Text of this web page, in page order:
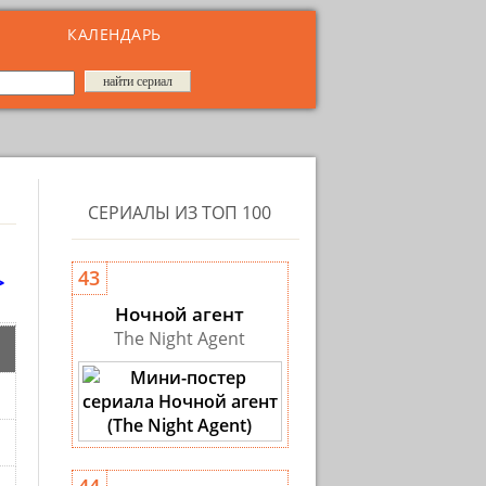
КАЛЕНДАРЬ
СЕРИАЛЫ ИЗ ТОП 100
43
Ночной агент
The Night Agent